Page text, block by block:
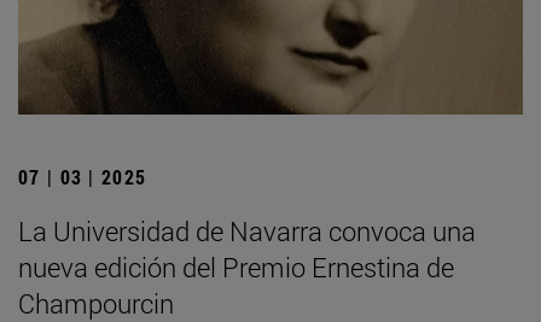
07 | 03 | 2025
La Universidad de Navarra convoca una
nueva edición del Premio Ernestina de
Champourcin